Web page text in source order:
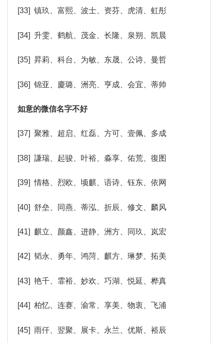
[33] 镇玖、富熙、波士、资芬、虎清、虹彤
[34] 升雯、鹤航、茂金、长隆、泉朔、凯晨
[35] 昇莉、科台、为敏、东晟、公诗、曼哲
[36] 锦亚、慶璐、洲亮、亨成、会宜、蒂帅
如意的微信名字不好
[37] 聚雅、超启、红磊、方可、壹佩、多成
[38] 謙瑞、起骏、叶裕、淼享、佑荒、復图
[39] 情格、烈欧、顷麒、语诗、钰东、依网
[40] 舒垒、同燕、蒂泓、折辰、修文、麟风
[41] 麒立、颜鑫、进静、洲方、同玖、岚宏
[42] 韬永、勇年、鸿菏、麒方、琳梦、拓美
[43] 艳千、霏裕、妙欢、巧湖、悦延、桦真
[44] 柏忆、连赛、渝常、享美、物衷、飞浦
[45] 雨仟、翌聚、展卡、永兰、优斯、裕辰